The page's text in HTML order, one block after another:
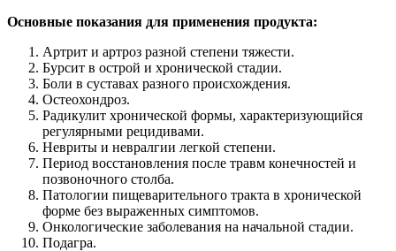
Основные показания для применения продукта:
Артрит и артроз разной степени тяжести.
Бурсит в острой и хронической стадии.
Боли в суставах разного происхождения.
Остеохондроз.
Радикулит хронической формы, характеризующийся
регулярными рецидивами.
Невриты и невралгии легкой степени.
Период восстановления после травм конечностей и
позвоночного столба.
Патологии пищеварительного тракта в хронической
форме без выраженных симптомов.
Онкологические заболевания на начальной стадии.
Подагра.